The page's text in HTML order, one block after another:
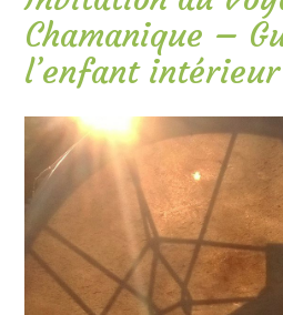
Chamanique –
l’enfant